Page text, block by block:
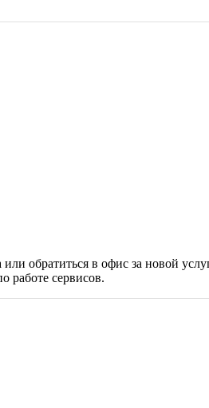
обратиться в офис за новой
работе сервисов.